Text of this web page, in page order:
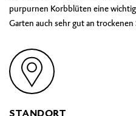
purpurnen Korbblüten eine
Garten auch sehr gut an
STANDORT